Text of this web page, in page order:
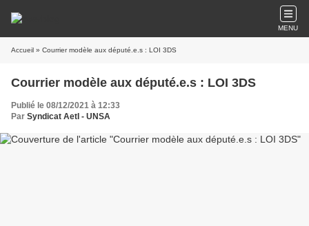
MENU
Accueil » Courrier modèle aux député.e.s : LOI 3DS
Courrier modèle aux député.e.s : LOI 3DS
Publié le 08/12/2021 à 12:33
Par Syndicat AetI - UNSA